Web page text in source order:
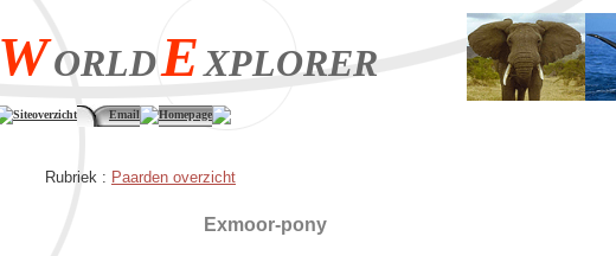
WORLDEXPLORER
Siteoverzicht Email Homepage
Rubriek : Paarden overzicht
Exmoor-pony